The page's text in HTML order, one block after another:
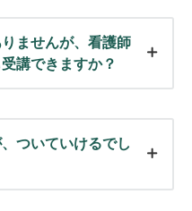
ませんが、看護師
講できますか？
ついていけるでし